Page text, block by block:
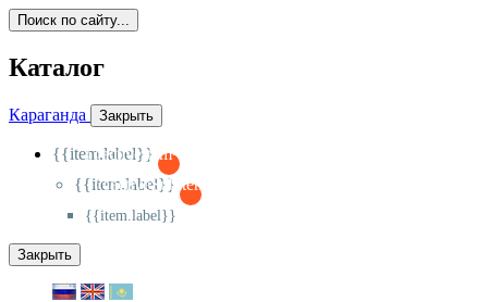
Поиск по сайту...
Каталог
Караганда Закрыть
{{item.label}}
{{activeItem==item.id?'-
{{item.label}}
{{activeSubitem==item.id?'-
{{item.label}}
Закрыть